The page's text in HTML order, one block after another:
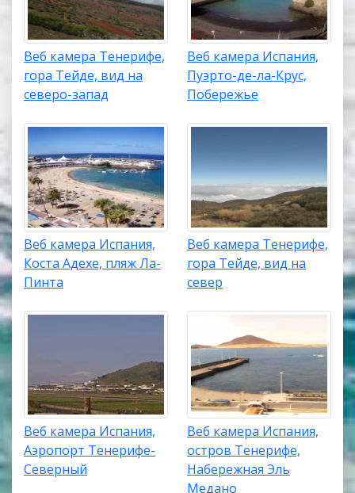
Веб камера Тенерифе,
гора Тейде, вид на
северо-запад
Веб камера Испания,
Пуэрто-де-ла-Крус,
Побережье
Веб камера Испания,
Коста Адехе, пляж Ла-
Пинта
Веб камера Тенерифе,
гора Тейде, вид на
север
Веб камера Испания,
Аэропорт Тенерифе-
Северный
Веб камера Испания,
остров Тенерифе,
Набережная Эль
Медано